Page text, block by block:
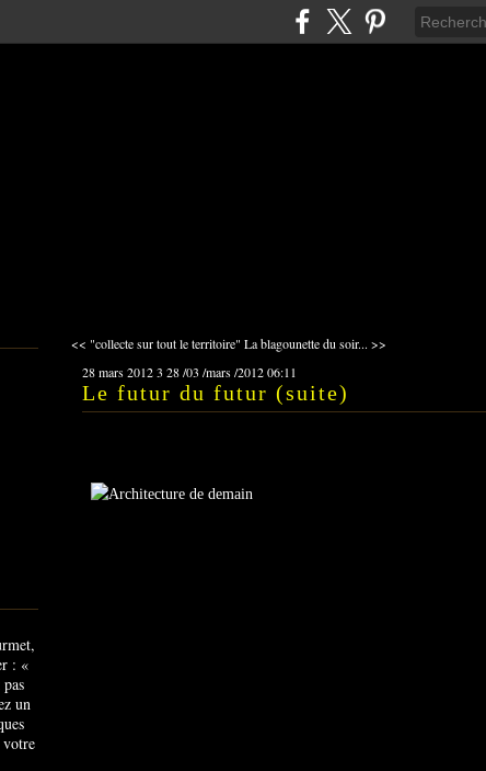
<< "collecte sur tout le territoire" La blagounette du soir... >>
28 mars 20123 28/03 /mars/201206:11
Le futur du futur (suite)